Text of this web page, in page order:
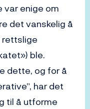
var enige om
det vanskelig å
rettslige
ble.
dette, og for å
har det
til å utforme